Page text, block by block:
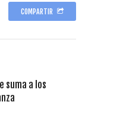
COMPARTIR
suma a los